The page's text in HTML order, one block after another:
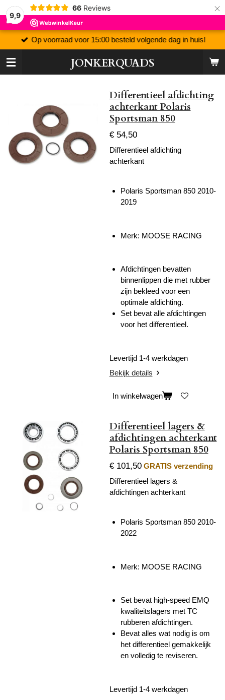
9,9
66 Reviews ×
JONKERQUADS
Op voorraad voor 15:00 besteld volgende dag in huis!
Differentieel afdichting
achterkant Polaris
Sportsman 850
€ 54,50
Differentieel afdichting
achterkant
Polaris Sportsman 850 2010-
2019
Merk: MOOSE RACING
Afdichtingen bevatten
binnenlippen die met rubber
zijn bekleed voor een
optimale afdichting.
Set bevat alle afdichtingen
voor het differentieel.
Levertijd 1-4 werkdagen
Bekijk details
In winkelwagen
Differentieel lagers &
afdichtingen achterkant
Polaris Sportsman 850
€ 101,50 GRATIS verzending
Differentieel lagers &
afdichtingen achterkant
Polaris Sportsman 850 2010-
2022
Merk: MOOSE RACING
Set bevat high-speed EMQ
kwaliteitslagers met TC
rubberen afdichtingen.
Bevat alles wat nodig is om
het differentieel gemakkelijk
en volledig te reviseren.
Levertijd 1-4 werkdagen